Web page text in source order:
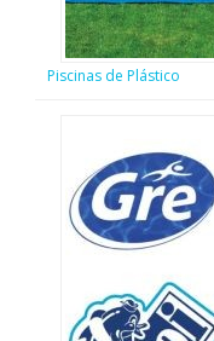
Piscinas de Plástico